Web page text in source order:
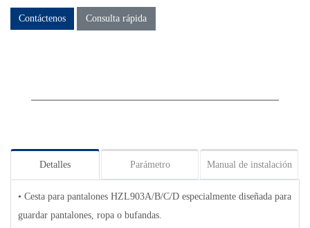
Contáctenos Consulta rápida
Detalles Parámetro Manual de instalación
• Cesta para pantalones HZL903A/B/C/D especialmente diseñada para
guardar pantalones, ropa o bufandas.